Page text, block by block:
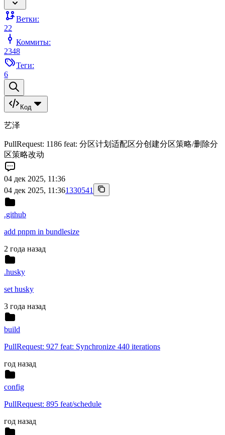
Ветки:
22
Коммиты:
2348
Теги:
6
Код
艺泽
PullRequest: 1186 feat: 分区计划适配区分创建分区策略/删除分
区策略改动
04 дек 2025, 11:36
04 дек 2025, 11:361330541
.github
add pnpm in bundlesize
2 года назад
.husky
set husky
3 года назад
build
PullRequest: 927 feat: Synchronize 440 iterations
год назад
config
PullRequest: 895 feat/schedule
год назад